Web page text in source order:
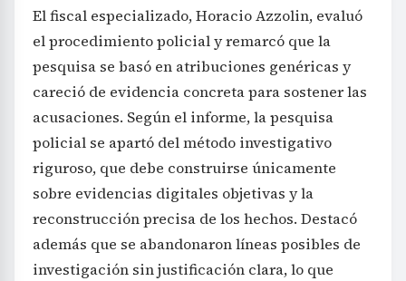
El fiscal especializado, Horacio Azzolin, evaluó
el procedimiento policial y remarcó que la
pesquisa se basó en atribuciones genéricas y
careció de evidencia concreta para sostener las
acusaciones. Según el informe, la pesquisa
policial se apartó del método investigativo
riguroso, que debe construirse únicamente
sobre evidencias digitales objetivas y la
reconstrucción precisa de los hechos. Destacó
además que se abandonaron líneas posibles de
investigación sin justificación clara, lo que